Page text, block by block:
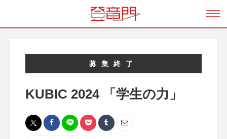
募集終了
KUBIC 2024 「学生の力」